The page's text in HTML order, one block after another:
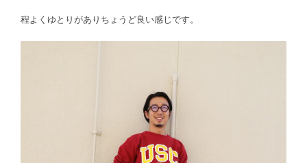
程よくゆとりがありちょうど良い感じです。